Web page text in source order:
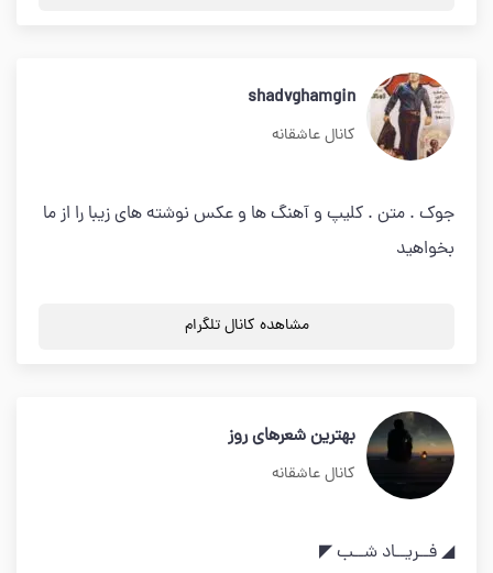
shadvghamgin
کانال عاشقانه
جوک . متن . کلیپ و آهنگ ها و عکس نوشته های زیبا را از ما
بخواهید
مشاهده کانال تلگرام
بهترین شعرهای روز
کانال عاشقانه
◢ فــریــاد شــب ◤